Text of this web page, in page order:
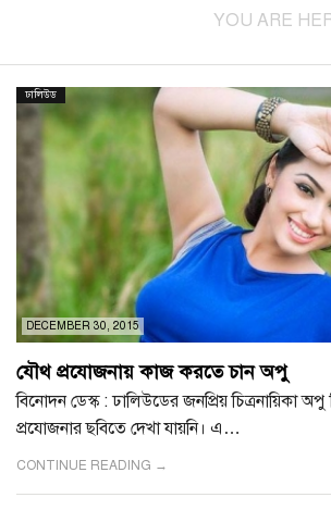
YOU ARE
DECEMBER 30, 2015
ঢালিউড
যৌথ প্রযোজনায় কাজ করতে চান অপু
বিনোদন ডেস্ক : ঢালিউডের জনপ্রিয় চিত্রনায়িকা
প্রযোজনার ছবিতে দেখা যায়নি। এ…
CONTINUE READING →